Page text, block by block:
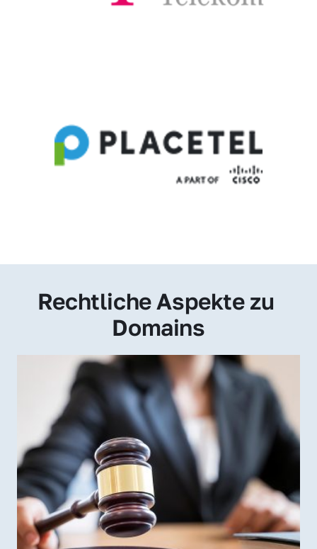
Rechtliche Aspekte zu
Domains